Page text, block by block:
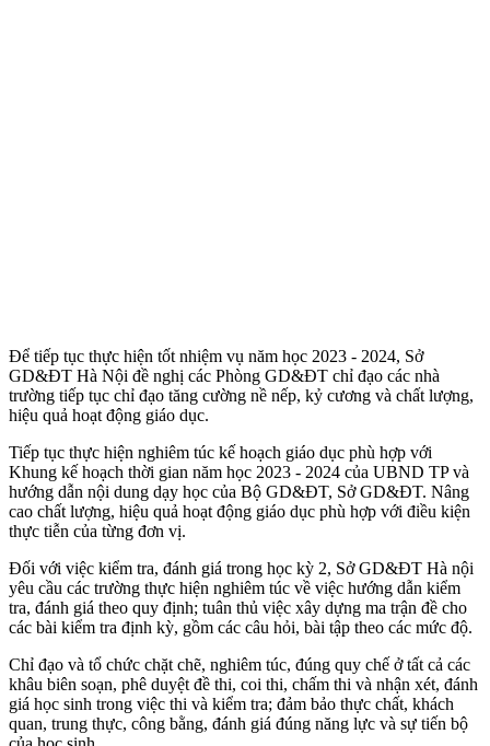
Để tiếp tục thực hiện tốt nhiệm vụ năm học 2023 - 2024, Sở
GD&ĐT Hà Nội đề nghị các Phòng GD&ĐT chỉ đạo các nhà
trường tiếp tục chỉ đạo tăng cường nề nếp, kỷ cương và chất lượng,
hiệu quả hoạt động giáo dục.
Tiếp tục thực hiện nghiêm túc kế hoạch giáo dục phù hợp với
Khung kế hoạch thời gian năm học 2023 - 2024 của UBND TP và
hướng dẫn nội dung dạy học của Bộ GD&ĐT, Sở GD&ĐT. Nâng
cao chất lượng, hiệu quả hoạt động giáo dục phù hợp với điều kiện
thực tiễn của từng đơn vị.
Đối với việc kiểm tra, đánh giá trong học kỳ 2, Sở GD&ĐT Hà nội
yêu cầu các trường thực hiện nghiêm túc về việc hướng dẫn kiểm
tra, đánh giá theo quy định; tuân thủ việc xây dựng ma trận đề cho
các bài kiểm tra định kỳ, gồm các câu hỏi, bài tập theo các mức độ.
Chỉ đạo và tổ chức chặt chẽ, nghiêm túc, đúng quy chế ở tất cả các
khâu biên soạn, phê duyệt đề thi, coi thi, chấm thi và nhận xét, đánh
giá học sinh trong việc thi và kiểm tra; đảm bảo thực chất, khách
quan, trung thực, công bằng, đánh giá đúng năng lực và sự tiến bộ